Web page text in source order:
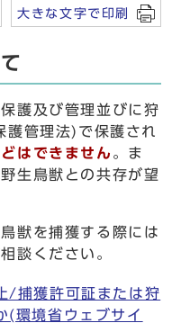
大きな文字で印刷
護及び管理並びに狩
護管理法)で保護され
はできません 。ま
生鳥獣との共存が望
獣を捕獲する際には
談ください。
/捕獲許可証または狩
(環境省ウェブサイ